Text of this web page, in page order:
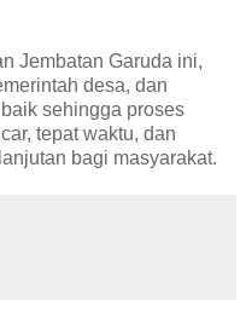
Jembatan Garuda ini,
desa, dan
sehingga proses
tepat waktu, dan
bagi masyarakat.